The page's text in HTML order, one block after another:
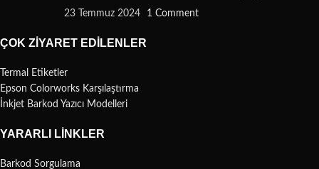
23 Temmuz 2024 1 Comment
ÇOK ZIYARET EDILENLER
Termal Etiketler
Epson Colorworks Karşılaştırma
İnkjet Barkod Yazıcı Modelleri
YARARLI LINKLER
Barkod Sorgulama